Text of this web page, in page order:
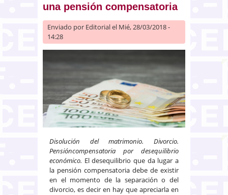
una pensión compensatoria
Enviado por Editorialel Mié, 28/03/2018 -
14:28
Disolución del matrimonio. Divorcio.
Pensióncompensatoria por desequilibrio
económico. El desequilibrio que da lugar a
la pensión compensatoria debe de existir
en el momento de la separación o del
divorcio, es decir en hay que apreciarla en